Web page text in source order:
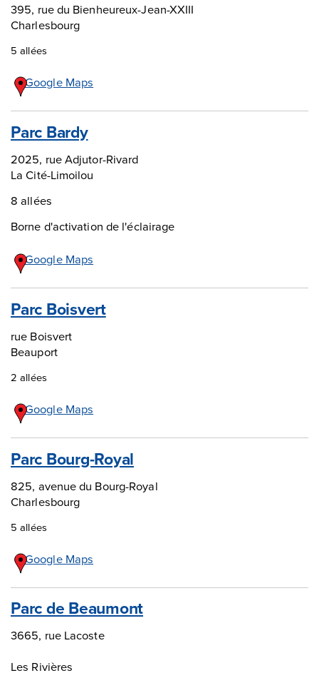
395, rue du Bienheureux-Jean-XXIII
Charlesbourg
5 allées
Google Maps
Parc Bardy
2025, rue Adjutor-Rivard
La Cité-Limoilou
8 allées
Borne d'activation de l'éclairage
Google Maps
Parc Boisvert
rue Boisvert
Beauport
2 allées
Google Maps
Parc Bourg-Royal
825, avenue du Bourg-Royal
Charlesbourg
5 allées
Google Maps
Parc de Beaumont
3665, rue Lacoste
Les Rivières